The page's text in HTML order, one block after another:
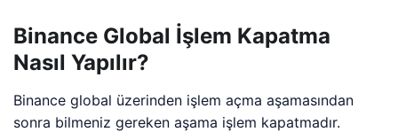
Binance Global İşlem Kapatma
Nasıl Yapılır?
Binance global üzerinden işlem açma aşamasından
sonra bilmeniz gereken aşama işlem kapatmadır.